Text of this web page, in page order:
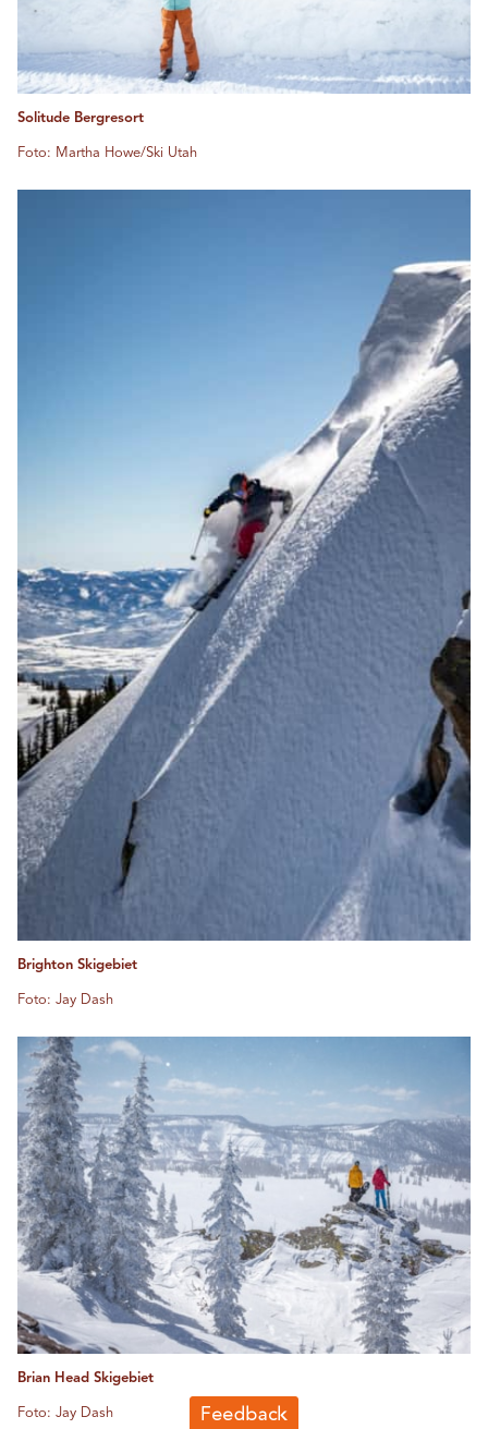
Solitude Bergresort
Foto: Martha Howe/Ski Utah
Brighton Skigebiet
Foto: Jay Dash
Brian Head Skigebiet
Foto: Jay Dash